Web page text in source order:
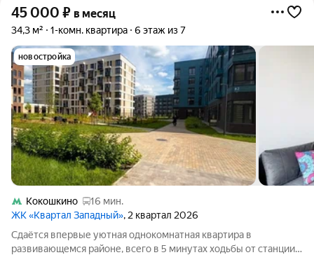
45 000 ₽ в месяц
34,3 м² 1-комн. квартира 6 этаж из 7
новостройка
Кокошкино
16 мин.
ЖК «Квартал Западный», 2 квартал 2026
Сдаётся впервые уютная однокомнатная квартира в
развивающемся районе, всего в 5 минутах ходьбы от станции